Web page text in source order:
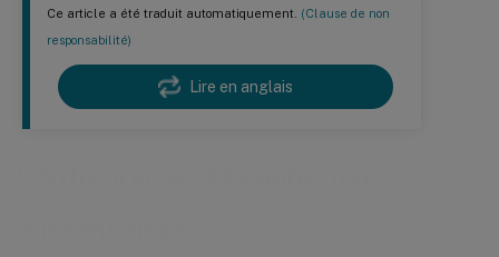
Ce article a été traduit automatiquement. (Clause de non
responsabilité)
Lire en anglais